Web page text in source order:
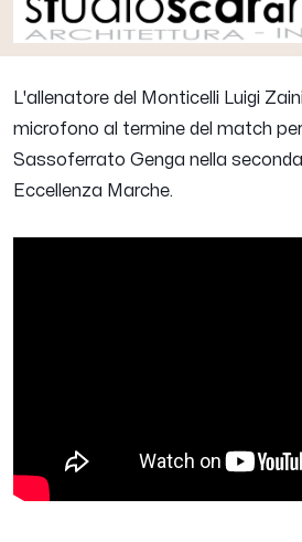
L'allenatore del Monticelli Luigi Zaini
microfono al termine del match
Sassoferrato Genga nella
Eccellenza Marche.